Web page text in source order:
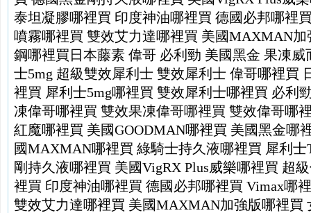
泰坦凝膠哪裡買 印度神油哪裡買 德國必邦哪裡
噴霧哪裡買 雙效艾力達哪裡買 美國MAXMAN加
鋼哪裡買 日本藤素 偉哥 必利勁 美國黑金 果凍威
士5mg 超級雙效犀利士 雙效犀利士 偉哥哪裡買
裡買 犀利士5mg哪裡買 雙效犀利士哪裡買 必利
凍偉哥哪裡買 雙效果凍偉哥哪裡買 雙效偉哥哪
紅魔哪裡買 美國GOODMAN哪裡買 美國黑金哪
國MAXMAN哪裡買 綠騎士持久液哪裡買 犀利士
剛持久液哪裡買 美國VigRX Plus威樂哪裡買 超
裡買 印度神油哪裡買 德國必邦哪裡買 Vimax哪
雙效艾力達哪裡買 美國MAXMAN加強版哪裡買